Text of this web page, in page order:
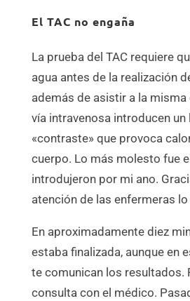
El TAC no engaña
La prueba del TAC requiere
agua antes de la realización
además de asistir a la misma
vía intravenosa introducen
«contraste» que provoca
cuerpo. Lo más molesto fue
introdujeron por mi ano.
atención de las enfermeras
En aproximadamente diez
estaba finalizada, aunque en
te comunican los resultados.
consulta con el médico.